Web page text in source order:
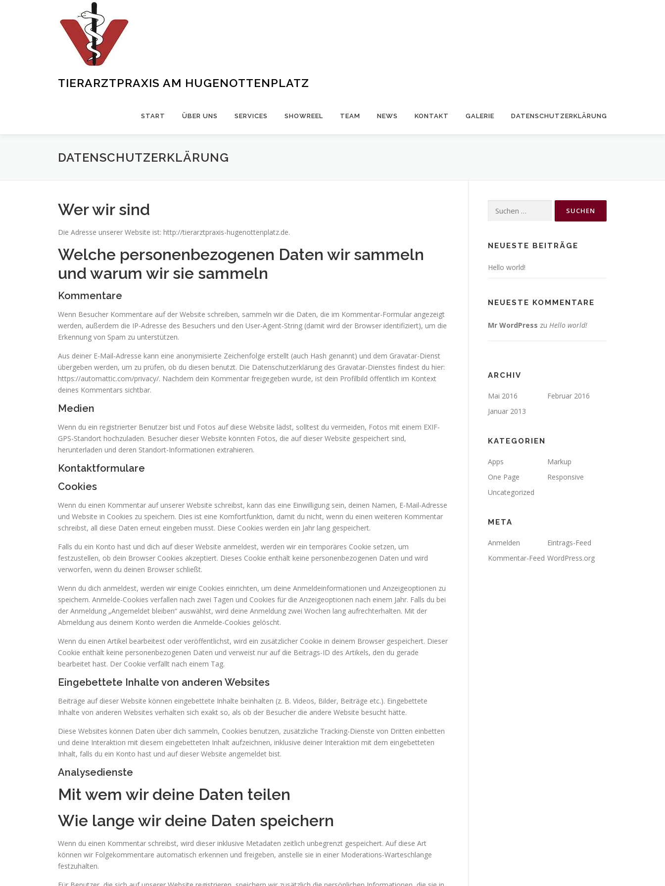
TIERARZTPRAXIS AM HUGENOTTENPLATZ
START ÜBER UNS SERVICES SHOWREEL TEAM NEWS KONTAKT GALERIE DATENSCHUTZERKLÄRUNG
DATENSCHUTZERKLÄRUNG
Wer wir sind
Die Adresse unserer Website ist: http://tierarztpraxis-hugenottenplatz.de.
Welche personenbezogenen Daten wir sammeln
und warum wir sie sammeln
Kommentare
Wenn Besucher Kommentare auf der Website schreiben, sammeln wir die Daten, die im Kommentar-Formular angezeigt
werden, außerdem die IP-Adresse des Besuchers und den User-Agent-String (damit wird der Browser identifiziert), um die
Erkennung von Spam zu unterstützen.
Aus deiner E-Mail-Adresse kann eine anonymisierte Zeichenfolge erstellt (auch Hash genannt) und dem Gravatar-Dienst
übergeben werden, um zu prüfen, ob du diesen benutzt. Die Datenschutzerklärung des Gravatar-Dienstes findest du hier:
https://automattic.com/privacy/. Nachdem dein Kommentar freigegeben wurde, ist dein Profilbild öffentlich im Kontext
deines Kommentars sichtbar.
Medien
Wenn du ein registrierter Benutzer bist und Fotos auf diese Website lädst, solltest du vermeiden, Fotos mit einem EXIF-
GPS-Standort hochzuladen. Besucher dieser Website könnten Fotos, die auf dieser Website gespeichert sind,
herunterladen und deren Standort-Informationen extrahieren.
Kontaktformulare
Cookies
Wenn du einen Kommentar auf unserer Website schreibst, kann das eine Einwilligung sein, deinen Namen, E-Mail-Adresse
und Website in Cookies zu speichern. Dies ist eine Komfortfunktion, damit du nicht, wenn du einen weiteren Kommentar
schreibst, all diese Daten erneut eingeben musst. Diese Cookies werden ein Jahr lang gespeichert.
Falls du ein Konto hast und dich auf dieser Website anmeldest, werden wir ein temporäres Cookie setzen, um
festzustellen, ob dein Browser Cookies akzeptiert. Dieses Cookie enthält keine personenbezogenen Daten und wird
verworfen, wenn du deinen Browser schließt.
Wenn du dich anmeldest, werden wir einige Cookies einrichten, um deine Anmeldeinformationen und Anzeigeoptionen zu
speichern. Anmelde-Cookies verfallen nach zwei Tagen und Cookies für die Anzeigeoptionen nach einem Jahr. Falls du bei
der Anmeldung „Angemeldet bleiben“ auswählst, wird deine Anmeldung zwei Wochen lang aufrechterhalten. Mit der
Abmeldung aus deinem Konto werden die Anmelde-Cookies gelöscht.
Wenn du einen Artikel bearbeitest oder veröffentlichst, wird ein zusätzlicher Cookie in deinem Browser gespeichert. Dieser
Cookie enthält keine personenbezogenen Daten und verweist nur auf die Beitrags-ID des Artikels, den du gerade
bearbeitet hast. Der Cookie verfällt nach einem Tag.
Eingebettete Inhalte von anderen Websites
Beiträge auf dieser Website können eingebettete Inhalte beinhalten (z. B. Videos, Bilder, Beiträge etc.). Eingebettete
Inhalte von anderen Websites verhalten sich exakt so, als ob der Besucher die andere Website besucht hätte.
Diese Websites können Daten über dich sammeln, Cookies benutzen, zusätzliche Tracking-Dienste von Dritten einbetten
und deine Interaktion mit diesem eingebetteten Inhalt aufzeichnen, inklusive deiner Interaktion mit dem eingebetteten
Inhalt, falls du ein Konto hast und auf dieser Website angemeldet bist.
Analysedienste
Mit wem wir deine Daten teilen
Wie lange wir deine Daten speichern
Wenn du einen Kommentar schreibst, wird dieser inklusive Metadaten zeitlich unbegrenzt gespeichert. Auf diese Art
können wir Folgekommentare automatisch erkennen und freigeben, anstelle sie in einer Moderations-Warteschlange
festzuhalten.
nach:
NEUESTE BEITRÄGE
Hello world!
NEUESTE KOMMENTARE
Mr WordPress zu Hello world!
ARCHIV
Mai 2016
Februar 2016
Januar 2013
KATEGORIEN
Apps
Markup
One Page
Responsive
Uncategorized
META
Anmelden
Eintrags-Feed
Kommentar-Feed WordPress.org